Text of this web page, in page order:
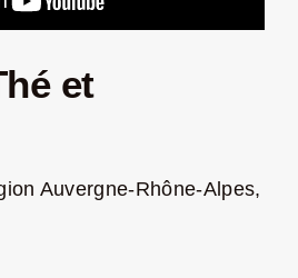
votre bûche de Noël 2025
et
Auvergne-Rhône-Alpes,